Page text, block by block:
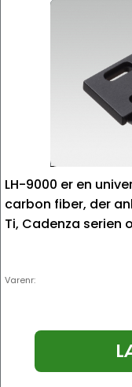
LH-9000 er en
carbon fiber, der
Ti, Cadenza serien
Varenr: